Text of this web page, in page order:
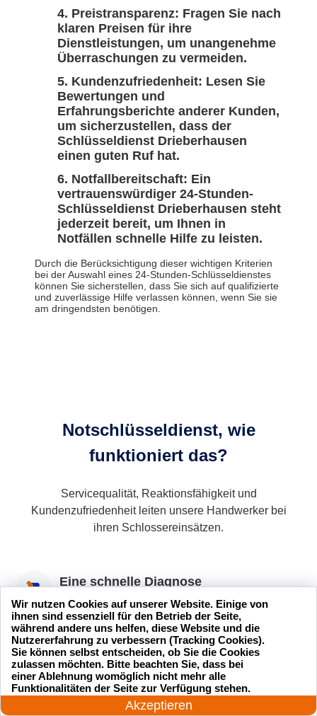
Preistransparenz: Fragen Sie nach
klaren Preisen für ihre
Dienstleistungen, um unangenehme
Überraschungen zu vermeiden.
Kundenzufriedenheit: Lesen Sie
Bewertungen und
Erfahrungsberichte anderer Kunden,
um sicherzustellen, dass der
Schlüsseldienst Drieberhausen
einen guten Ruf hat.
Notfallbereitschaft: Ein
vertrauenswürdiger 24-Stunden-
Schlüsseldienst Drieberhausen steht
jederzeit bereit, um Ihnen in
Notfällen schnelle Hilfe zu leisten.
Durch die Berücksichtigung dieser wichtigen Kriterien
bei der Auswahl eines 24-Stunden-Schlüsseldienstes
können Sie sicherstellen, dass Sie sich auf qualifizierte
und zuverlässige Hilfe verlassen können, wenn Sie sie
am dringendsten benötigen.
Notschlüsseldienst, wie
funktioniert das?
Servicequalität, Reaktionsfähigkeit und
Kundenzufriedenheit leiten unsere Handwerker bei
ihren Schlossereinsätzen.
Eine schnelle Diagnose
Dort analysiert und versteht der Handwerker Ihre
Bedürfnisse und unterbreitet Ihnen dann ein
kostenloses Angebot.
Eine hochwertige Intervention
Wenn Sie das Angebot annehmen, wird unser
24 Stunden am Tag
Akzeptieren
Wir nutzen Cookies auf unserer Website. Einige von
ihnen sind essenziell für den Betrieb der Seite,
während andere uns helfen, diese Website und die
Nutzererfahrung zu verbessern (Tracking Cookies).
Sie können selbst entscheiden, ob Sie die Cookies
zulassen möchten. Bitte beachten Sie, dass bei
einer Ablehnung womöglich nicht mehr alle
Funktionalitäten der Seite zur Verfügung stehen.